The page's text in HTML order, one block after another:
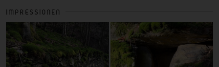
IMPRESSIONEN